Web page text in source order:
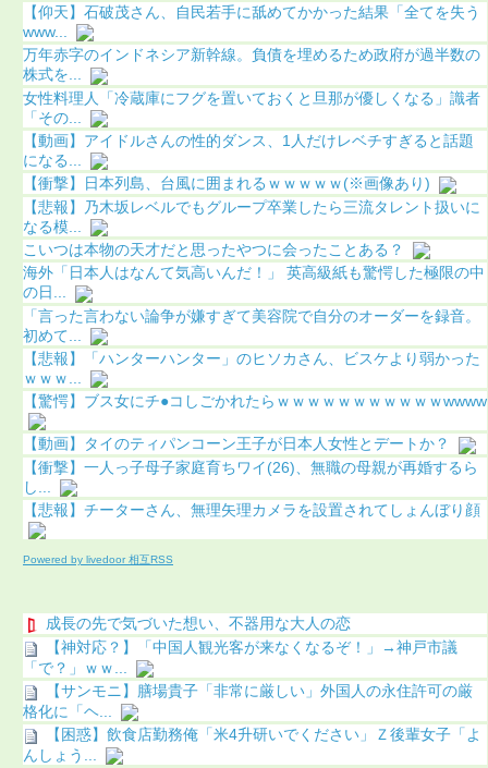
【仰天】石破茂さん、自民若手に舐めてかかった結果「全てを失う
www...
万年赤字のインドネシア新幹線。負債を埋めるため政府が過半数の
株式を...
女性料理人「冷蔵庫にフグを置いておくと旦那が優しくなる」識者
「その...
【動画】アイドルさんの性的ダンス、1人だけレベチすぎると話題
になる...
【衝撃】日本列島、台風に囲まれるｗｗｗｗｗ(※画像あり)
【悲報】乃木坂レベルでもグループ卒業したら三流タレント扱いに
なる模...
こいつは本物の天才だと思ったやつに会ったことある？
海外「日本人はなんて気高いんだ！」 英高級紙も驚愕した極限の中
の日...
「言った言わない論争が嫌すぎて美容院で自分のオーダーを録音。
初めて...
【悲報】「ハンターハンター」のヒソカさん、ビスケより弱かった
ｗｗｗ...
【驚愕】ブス女にチ●コしごかれたらｗｗｗｗｗｗｗｗｗｗｗwwww
【動画】タイのティパンコーン王子が日本人女性とデートか？
【衝撃】一人っ子母子家庭育ちワイ(26)、無職の母親が再婚するら
し...
【悲報】チーターさん、無理矢理カメラを設置されてしょんぼり顔
Powered by livedoor 相互RSS
成長の先で気づいた想い、不器用な大人の恋
【神対応？】「中国人観光客が来なくなるぞ！」→神戸市議
「で？」ｗｗ...
【サンモニ】膳場貴子「非常に厳しい」外国人の永住許可の厳
格化に「ヘ...
【困惑】飲食店勤務俺「米4升研いでください」Ｚ後輩女子「よ
んしょう...